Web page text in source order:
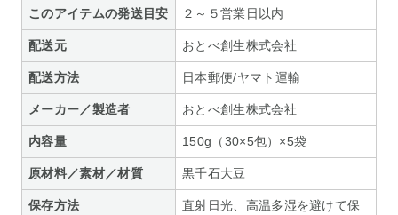
このアイテムの発送目安 ２～５営業日以内
配送元 おとべ創生株式会社
配送方法 日本郵便/ヤマト運輸
メーカー／製造者 おとべ創生株式会社
内容量 150g（30×5包）×5袋
原材料／素材／材質 黒千石大豆
保存方法
直射日光、高温多湿を避けて保